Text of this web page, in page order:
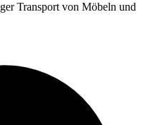
Transport von Möbeln und